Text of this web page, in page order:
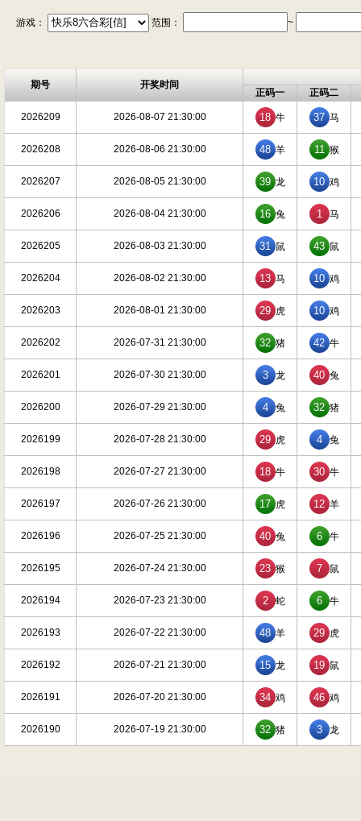
游戏： 范围： ~
期号 开奖时间
正码一 正码二
2026209 2026-08-07 21:30:00 18 牛 37 马
2026208 2026-08-06 21:30:00 48 羊 11 猴
2026207 2026-08-05 21:30:00 39 龙 10 鸡
2026206 2026-08-04 21:30:00 16 兔 1 马
2026205 2026-08-03 21:30:00 31 鼠 43 鼠
2026204 2026-08-02 21:30:00 13 马 10 鸡
2026203 2026-08-01 21:30:00 29 虎 10 鸡
2026202 2026-07-31 21:30:00 32 猪 42 牛
2026201 2026-07-30 21:30:00 3 龙 40 兔
2026200 2026-07-29 21:30:00 4 兔 32 猪
2026199 2026-07-28 21:30:00 29 虎 4 兔
2026198 2026-07-27 21:30:00 18 牛 30 牛
2026197 2026-07-26 21:30:00 17 虎 12 羊
2026196 2026-07-25 21:30:00 40 兔 6 牛
2026195 2026-07-24 21:30:00 23 猴 7 鼠
2026194 2026-07-23 21:30:00 2 蛇 6 牛
2026193 2026-07-22 21:30:00 48 羊 29 虎
2026192 2026-07-21 21:30:00 15 龙 19 鼠
2026191 2026-07-20 21:30:00 34 鸡 46 鸡
2026190 2026-07-19 21:30:00 32 猪 3 龙